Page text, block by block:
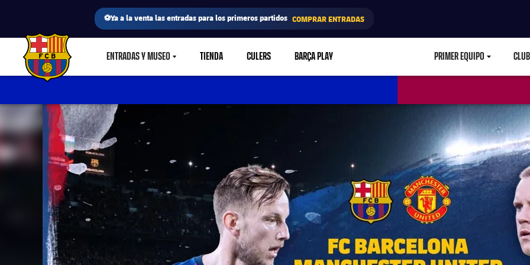
⚽Ya a la venta las entradas para los primeros partidos COMPRAR ENTRADAS
FC Barcelona club badge ENTRADAS Y MUSEOLABEL.SHARE.CARETDOWN
TIENDA CULERS BARÇA PLAY PRIMER EQUIPO CLUB